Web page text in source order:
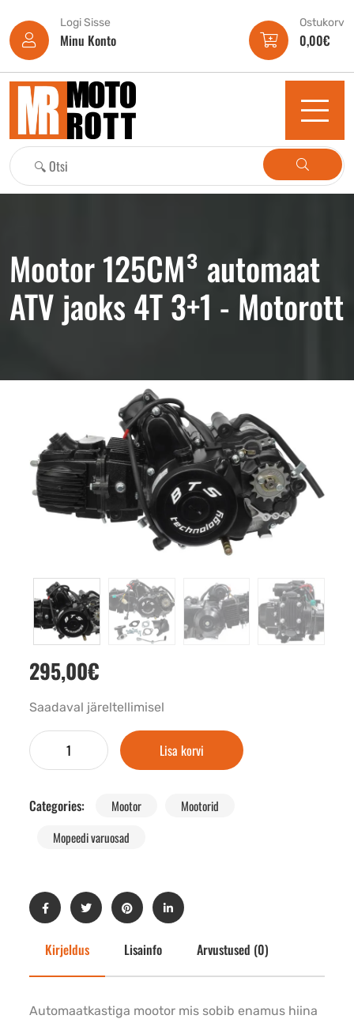
Logi Sisse
Minu Konto
Ostukorv
0,00€
Mootor 125CM³ automaat
ATV jaoks 4T 3+1 - Motorott
295,00€
Saadaval järeltellimisel
Lisa korvi
Categories: Mootor
Mootorid
Mopeedi varuosad
Kirjeldus Lisainfo Arvustused (0)
Automaatkastiga mootor mis sobib enamus hiina